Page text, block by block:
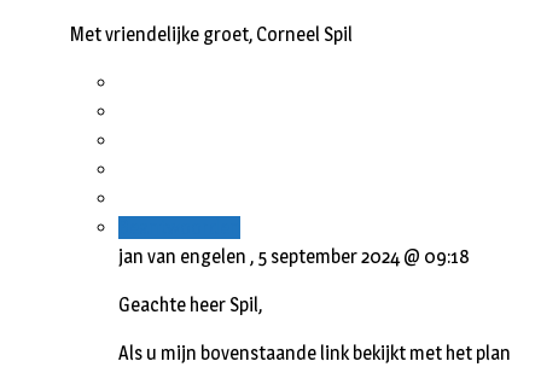
Met vriendelijke groet, Corneel Spil
jan van engelen , 5 september 2024 @ 09:18
Geachte heer Spil,
Als u mijn bovenstaande link bekijkt met het plan